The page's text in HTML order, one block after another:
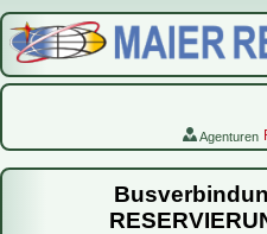
Agenturen